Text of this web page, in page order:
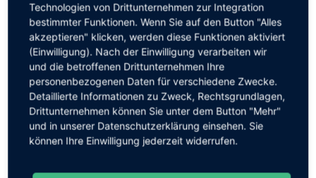
Technologien von Drittunternehmen zur Integration
bestimmter Funktionen. Wenn Sie auf den Button "Alles
akzeptieren" klicken, werden diese Funktionen aktiviert
(Einwilligung). Nach der Einwilligung verarbeiten wir
und die betroffenen Drittunternehmen Ihre
personenbezogenen Daten für verschiedene Zwecke.
Detaillierte Informationen zu Zweck, Rechtsgrundlagen,
Drittunternehmen können Sie unter dem Button "Mehr"
und in unserer Datenschutzerklärung einsehen. Sie
können Ihre Einwilligung jederzeit widerrufen.